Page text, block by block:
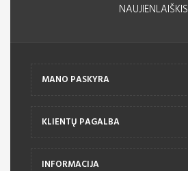
NAUJIENLAIŠKIS
MANO PASKYRA
KLIENTŲ PAGALBA
INFORMACIJA